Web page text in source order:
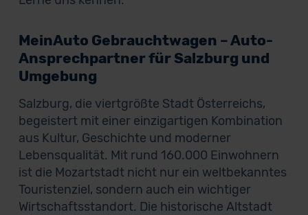
MeinAuto Gebrauchtwagen – Auto-
Ansprechpartner für Salzburg und
Umgebung
Salzburg, die viertgrößte Stadt Österreichs,
begeistert mit einer einzigartigen Kombination
aus Kultur, Geschichte und moderner
Lebensqualität. Mit rund 160.000 Einwohnern
ist die Mozartstadt nicht nur ein weltbekanntes
Touristenziel, sondern auch ein wichtiger
Wirtschaftsstandort. Die historische Altstadt